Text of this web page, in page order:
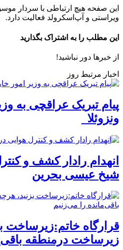
این صفحه هیچ ارتباطی با سردار
ویراستی و آپ‌اسکرولد فعالیت دارد.
این مطلب را به اشتراک بگذارید
از خبرها دور نباشید!
اخبار مرتبط روز
پیام تبریک عراقچی به
ونزوئلا
انهدام رادار کشف و
شیخ عیسی بحرین
قرارگاه خاتم:زیرساخت
زیرساخت درمنطقه